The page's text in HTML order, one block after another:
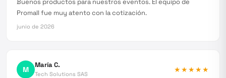
Buenos productos para nuestros eventos. El equipo de
Promall fue muy atento con la cotización.
junio de 2026
M María C.
Tech Solutions SAS
★★★★★